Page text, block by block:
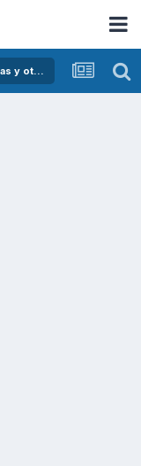
Concentraciones Nacionales, Quedadas, rodadas y otras crónicas del asfalto